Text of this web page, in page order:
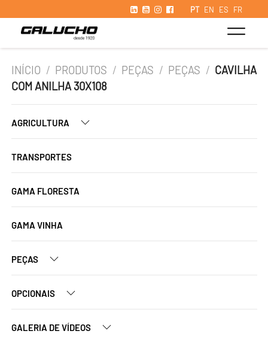
PT EN ES FR
INÍCIO / PRODUTOS / PEÇAS / PEÇAS / CAVILHA
COM ANILHA 30X108
AGRICULTURA
TRANSPORTES
GAMA FLORESTA
GAMA VINHA
PEÇAS
OPCIONAIS
GALERIA DE VÍDEOS